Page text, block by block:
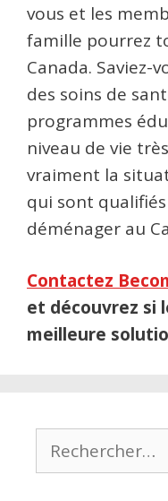
vous et les
famille pourrez
Canada. Saviez-
des soins de
programmes
niveau de vie
vraiment la
qui sont
déménager au
Contactez
et découvrez si
meilleure
Rechercher :